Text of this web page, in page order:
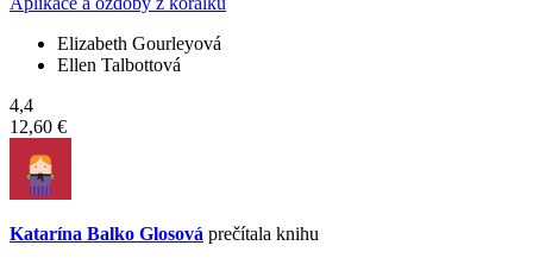
Elizabeth Gourleyová
Ellen Talbottová
4,4
12,60 €
Katarína Balko Glosová prečítala knihu